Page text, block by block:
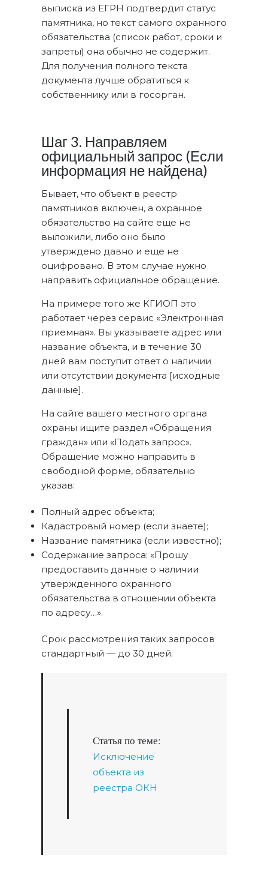
выписка из ЕГРН подтвердит статус
памятника, но текст самого охранного
обязательства (список работ, сроки и
запреты) она обычно не содержит.
Для получения полного текста
документа лучше обратиться к
собственнику или в госорган.
Шаг 3. Направляем
официальный запрос (Если
информация не найдена)
Бывает, что объект в реестр
памятников включен, а охранное
обязательство на сайте еще не
выложили, либо оно было
утверждено давно и еще не
оцифровано. В этом случае нужно
направить официальное обращение.
На примере того же КГИОП это
работает через сервис «Электронная
приемная». Вы указываете адрес или
название объекта, и в течение 30
дней вам поступит ответ о наличии
или отсутствии документа [исходные
данные].
На сайте вашего местного органа
охраны ищите раздел «Обращения
граждан» или «Подать запрос».
Обращение можно направить в
свободной форме, обязательно
указав:
Полный адрес объекта;
Кадастровый номер (если знаете);
Название памятника (если известно);
Содержание запроса: «Прошу
предоставить данные о наличии
утвержденного охранного
обязательства в отношении объекта
по адресу…».
Срок рассмотрения таких запросов
стандартный — до 30 дней.
Статья по теме:
Исключение
объекта из
реестра ОКН